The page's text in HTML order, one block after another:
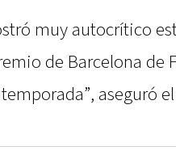
muy autocrítico
de Barcelona de
aseguró